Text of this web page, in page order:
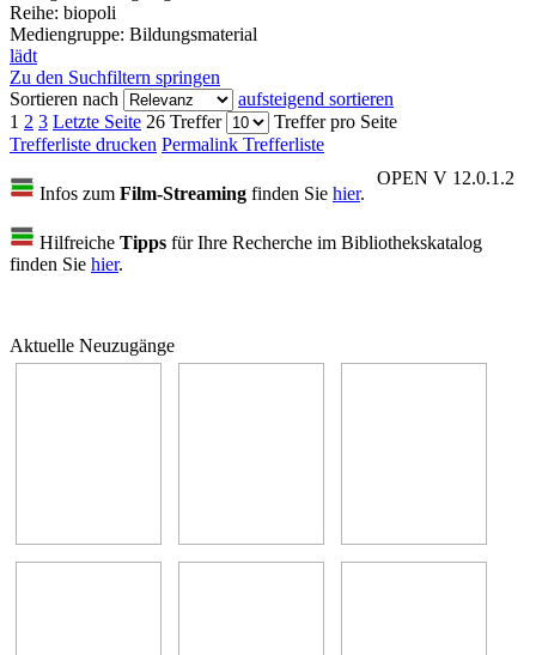
Reihe: biopoli
Mediengruppe: Bildungsmaterial
lädt
Zu den Suchfiltern springen
Sortieren nach
aufsteigend sortieren
1 2 3 Letzte Seite 26 Treffer
Treffer pro Seite
Trefferliste drucken Permalink Trefferliste
OPEN V 12.0.1.2
Infos zum Film-Streaming finden Sie hier.
Hilfreiche Tipps für Ihre Recherche im Bibliothekskatalog
finden Sie hier.
Aktuelle Neuzugänge